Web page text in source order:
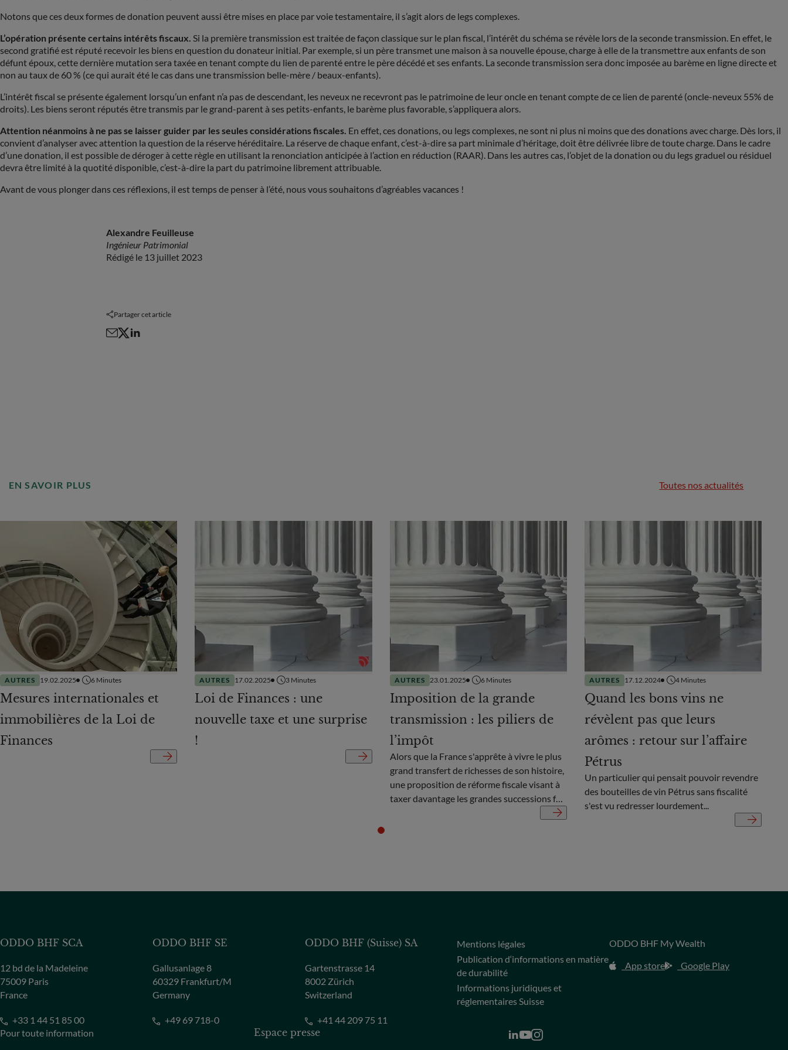
Notons que ces deux formes de donation peuvent aussi être mises en place par voie testamentaire, il s’agit alors de legs complexes.
L’opération présente certains intérêts fiscaux. Si la première transmission est traitée de façon classique sur le plan fiscal, l’intérêt du schéma se révèle lors de la seconde transmission. En effet, le
second gratifié est réputé recevoir les biens en question du donateur initial. Par exemple, si un père transmet une maison à sa nouvelle épouse, charge à elle de la transmettre aux enfants de son
défunt époux, cette dernière mutation sera taxée en tenant compte du lien de parenté entre le père décédé et ses enfants. La seconde transmission sera donc imposée au barème en ligne directe et
non au taux de 60 % (ce qui aurait été le cas dans une transmission belle-mère / beaux-enfants).
L’intérêt fiscal se présente également lorsqu’un enfant n’a pas de descendant, les neveux ne recevront pas le patrimoine de leur oncle en tenant compte de ce lien de parenté (oncle-neveux 55% de
droits). Les biens seront réputés être transmis par le grand-parent à ses petits-enfants, le barème plus favorable, s’appliquera alors.
Attention néanmoins à ne pas se laisser guider par les seules considérations fiscales. En effet, ces donations, ou legs complexes, ne sont ni plus ni moins que des donations avec charge. Dès lors, il
convient d’analyser avec attention la question de la réserve héréditaire. La réserve de chaque enfant, c’est-à-dire sa part minimale d’héritage, doit être délivrée libre de toute charge. Dans le cadre
d’une donation, il est possible de déroger à cette règle en utilisant la renonciation anticipée à l’action en réduction (RAAR). Dans les autres cas, l’objet de la donation ou du legs graduel ou résiduel
devra être limité à la quotité disponible, c’est-à-dire la part du patrimoine librement attribuable.
Avant de vous plonger dans ces réflexions, il est temps de penser à l’été, nous vous souhaitons d’agréables vacances !
Alexandre Feuilleuse
Ingénieur Patrimonial
Rédigé le 13 juillet 2023
Partager cet article
EN SAVOIR PLUS Toutes nos actualités
AUTRES 19.02.2025 6 Minutes
Mesures internationales et
immobilières de la Loi de
Finances
AUTRES 17.02.2025 3 Minutes
Loi de Finances : une
nouvelle taxe et une surprise
!
AUTRES 23.01.2025 6 Minutes
Imposition de la grande
transmission : les piliers de
l’impôt
Alors que la France s'apprête à vivre le plus
grand transfert de richesses de son histoire,
une proposition de réforme fiscale visant à
taxer davantage les grandes successions fait
AUTRES 17.12.2024 4 Minutes
Quand les bons vins ne
révèlent pas que leurs
arômes : retour sur l’affaire
Pétrus
Un particulier qui pensait pouvoir revendre
des bouteilles de vin Pétrus sans fiscalité
s'est vu redresser lourdement...
ODDO BHF SCA
12 bd de la Madeleine
75009 Paris
France
+33 1 44 51 85 00
ODDO BHF SE
Gallusanlage 8
60329 Frankfurt/M
Germany
+49 69 718-0
ODDO BHF (Suisse) SA
Gartenstrasse 14
8002 Zürich
Switzerland
+41 44 209 75 11
Mentions légales
Publication d‘informations en matière
de durabilité
Informations juridiques et
réglementaires Suisse
ODDO BHF My Wealth
App store
Google Play
Pour toute information
Espace presse